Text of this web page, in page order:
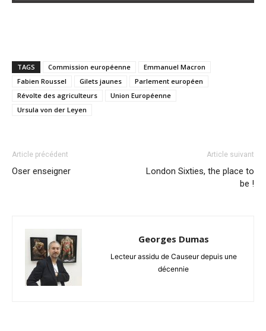
TAGS Commission européenne
Emmanuel Macron
Fabien Roussel
Gilets jaunes
Parlement européen
Révolte des agriculteurs
Union Européenne
Ursula von der Leyen
Article précédent
Oser enseigner
Article suivant
London Sixties, the place to
be !
Georges Dumas
Lecteur assidu de Causeur depuis une
décennie